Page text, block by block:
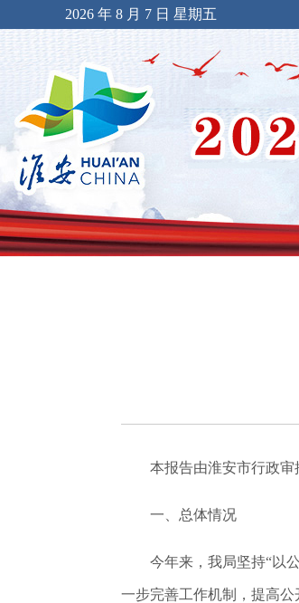
2026 年 8 月 7 日 星期五
本报告由淮安市行政审
一、总体情况
今年来，我局坚持“以
一步完善工作机制，提高